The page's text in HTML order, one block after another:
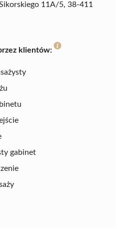
11A/5, 38-411
klientów:
gabinet